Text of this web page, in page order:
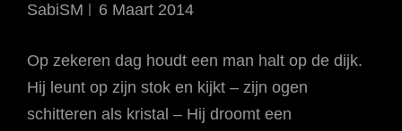
SabiSM 6 Maart 2014
Op zekeren dag houdt een man halt op de dijk.
Hij leunt op zijn stok en kijkt – zijn ogen
schitteren als kristal – Hij droomt een